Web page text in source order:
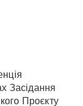
Засідання
Проєкту